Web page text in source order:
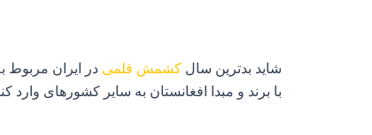
شاید بدترین سال کشمش قلمی در ایران مربوط
با برند و مبدا افغانستان به سایر کشورهای